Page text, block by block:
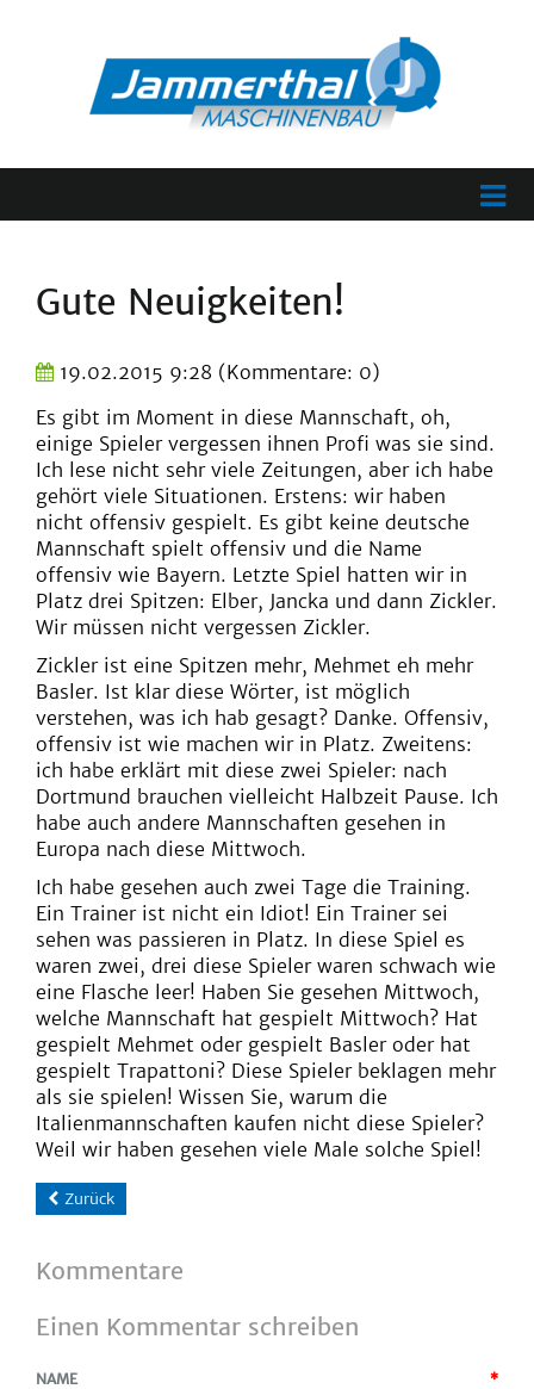
Gute Neuigkeiten!
19.02.2015 9:28 (Kommentare: 0)
Es gibt im Moment in diese Mannschaft, oh,
einige Spieler vergessen ihnen Profi was sie sind.
Ich lese nicht sehr viele Zeitungen, aber ich habe
gehört viele Situationen. Erstens: wir haben
nicht offensiv gespielt. Es gibt keine deutsche
Mannschaft spielt offensiv und die Name
offensiv wie Bayern. Letzte Spiel hatten wir in
Platz drei Spitzen: Elber, Jancka und dann Zickler.
Wir müssen nicht vergessen Zickler.
Zickler ist eine Spitzen mehr, Mehmet eh mehr
Basler. Ist klar diese Wörter, ist möglich
verstehen, was ich hab gesagt? Danke. Offensiv,
offensiv ist wie machen wir in Platz. Zweitens:
ich habe erklärt mit diese zwei Spieler: nach
Dortmund brauchen vielleicht Halbzeit Pause. Ich
habe auch andere Mannschaften gesehen in
Europa nach diese Mittwoch.
Ich habe gesehen auch zwei Tage die Training.
Ein Trainer ist nicht ein Idiot! Ein Trainer sei
sehen was passieren in Platz. In diese Spiel es
waren zwei, drei diese Spieler waren schwach wie
eine Flasche leer! Haben Sie gesehen Mittwoch,
welche Mannschaft hat gespielt Mittwoch? Hat
gespielt Mehmet oder gespielt Basler oder hat
gespielt Trapattoni? Diese Spieler beklagen mehr
als sie spielen! Wissen Sie, warum die
Italienmannschaften kaufen nicht diese Spieler?
Weil wir haben gesehen viele Male solche Spiel!
Zurück
Kommentare
Einen Kommentar schreiben
NAME *